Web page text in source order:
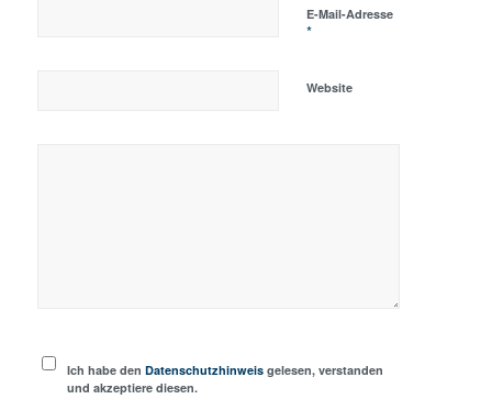
E-Mail-Adresse
*
Website
Ich habe denDatenschutzhinweis gelesen, verstanden
und akzeptiere diesen.